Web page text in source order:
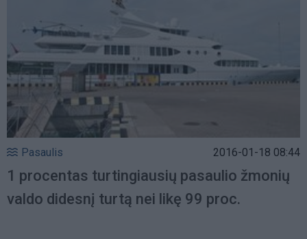
Pasaulis 2016-01-18 08:44
1 procentas turtingiausių pasaulio žmonių
valdo didesnį turtą nei likę 99 proc.